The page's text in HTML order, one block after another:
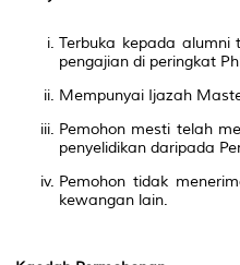
Terbuka kepada
pengajian di peringkat
Mempunyai Ijazah
Pemohon mesti telah
penyelidikan daripada
Pemohon tidak
kewangan lain.